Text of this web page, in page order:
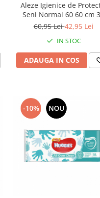
Aleze Igienice de
Seni Normal 60 60 cm
Bucati
60,95 Lei42,95 Lei
IN STOC
ADAUGA IN COS
-10% NOU